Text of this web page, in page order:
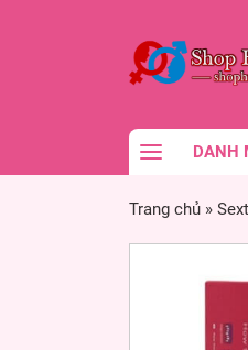
DANH
Trang chủ »